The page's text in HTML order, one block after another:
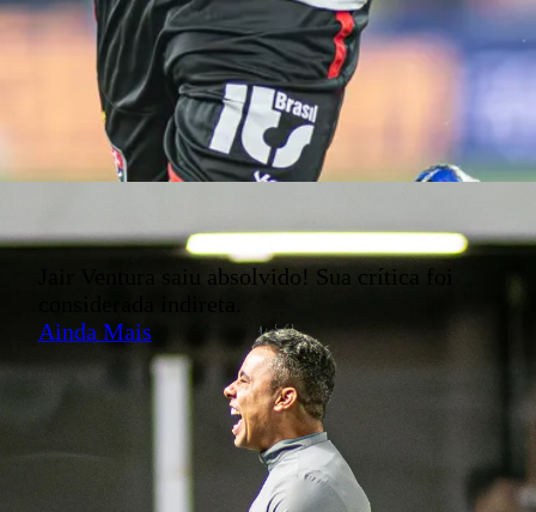
Jair Ventura saiu absolvido! Sua crítica foi
Ainda Mais